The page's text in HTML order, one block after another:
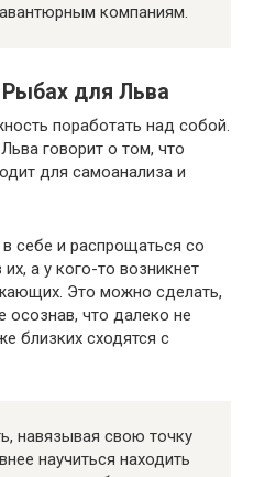
компаниям.
для Льва
поработать над собой.
говорит о том, что
для самоанализа и
себе и распрощаться со
а у кого-то возникнет
Это можно сделать,
осознав, что далеко не
близких сходятся с
навязывая свою точку
научиться находить